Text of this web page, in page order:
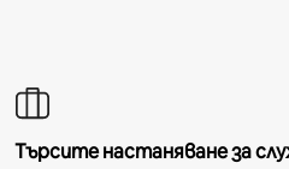
Търсите настаняване за